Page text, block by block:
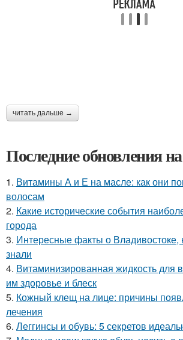
читать дальше →
Последние обновления
1. Витамины А и Е на масле: как они
волосам
2. Какие исторические события
города
3. Интересные факты о Владивостоке,
знали
4. Витаминизированная жидкость для
им здоровье и блеск
5. Кожный клещ на лице: причины
лечения
6. Леггинсы и обувь: 5 секретов